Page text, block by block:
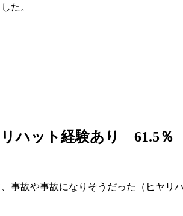
た。
ハット経験あり 61.5％
故や事故になりそうだった（ヒヤリ